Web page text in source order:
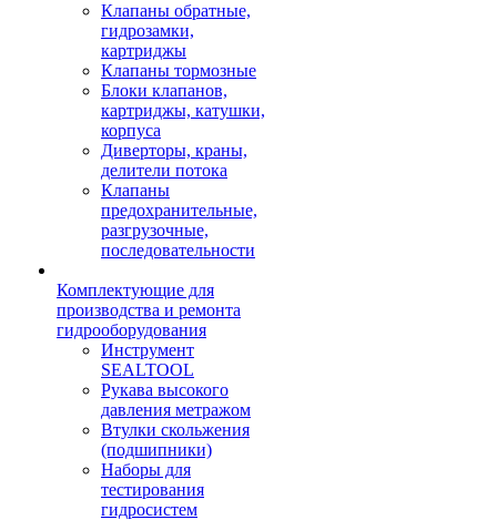
Клапаны обратные,
гидрозамки,
картриджы
Клапаны тормозные
Блоки клапанов,
картриджы, катушки,
корпуса
Диверторы, краны,
делители потока
Клапаны
предохранительные,
разгрузочные,
последовательности
Комплектующие для
производства и ремонта
гидрооборудования
Инструмент
SEALTOOL
Рукава высокого
давления метражом
Втулки скольжения
(подшипники)
Наборы для
тестирования
гидросистем